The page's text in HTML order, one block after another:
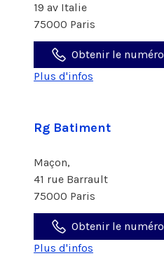
19 av Italie
75000 Paris
Obtenir le numéro
Plus d'infos
Rg Batiment
Maçon,
41 rue Barrault
75000 Paris
Obtenir le numéro
Plus d'infos